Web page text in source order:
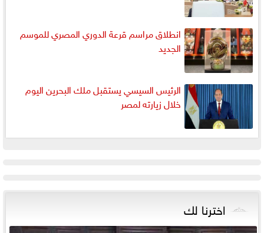
انطلاق مراسم قرعة الدوري المصري للموسم
الجديد
الرئيس السيسي يستقبل ملك البحرين اليوم
خلال زيارته لمصر
اخترنا لك